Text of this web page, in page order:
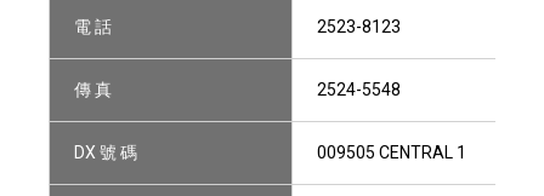
電 話 2523-8123
傳 真 2524-5548
DX 號 碼 009505 CENTRAL 1